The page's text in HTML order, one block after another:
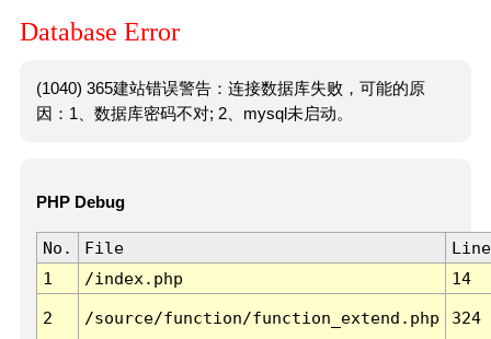
Database Error
(1040) 365建站错误警告：连接数据库失败，可能的原
因：1、数据库密码不对; 2、mysql未启动。
PHP Debug
No. File
Line
1
/index.php 14
2 /source/function/function_extend.php 324